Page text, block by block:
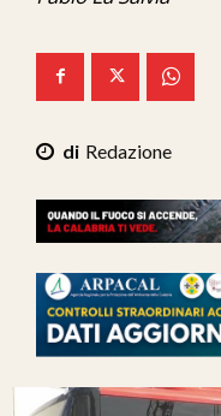
We Calabria
Mix Zone
Redazione